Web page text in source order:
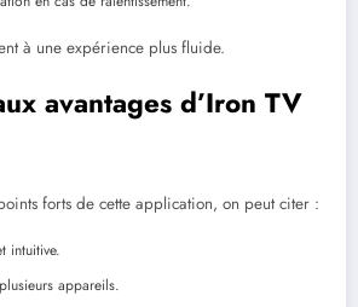
à une expérience plus fluide.
avantages d’Iron TV
forts de cette application, on peut citer :
intuitive.
appareils.